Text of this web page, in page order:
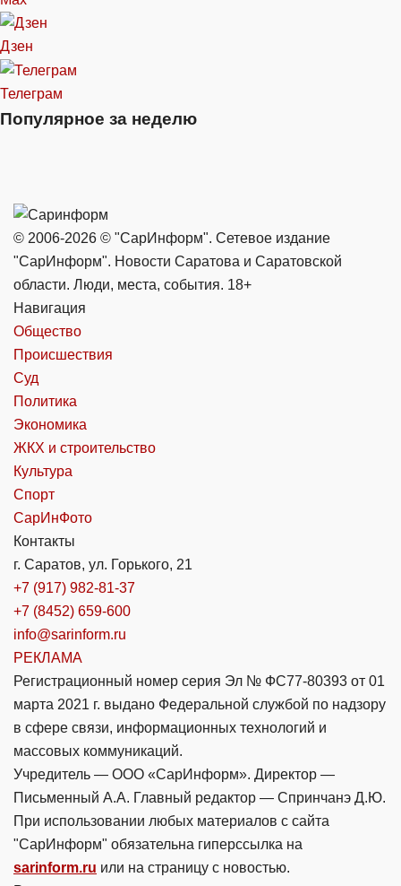
Дзен
Телеграм
Популярное за неделю
© 2006-2026 © "СарИнформ". Сетевое издание
"СарИнформ". Новости Саратова и Саратовской
области. Люди, места, события. 18+
Навигация
Общество
Происшествия
Суд
Политика
Экономика
ЖКХ и строительство
Культура
Спорт
СарИнФото
Контакты
г. Саратов, ул. Горького, 21
+7 (917) 982-81-37
+7 (8452) 659-600
info@sarinform.ru
РЕКЛАМА
Регистрационный номер серия Эл № ФС77-80393 от 01
марта 2021 г. выдано Федеральной службой по надзору
в сфере связи, информационных технологий и
массовых коммуникаций.
Учредитель — ООО «СарИнформ». Директор —
Письменный А.А. Главный редактор — Спринчанэ Д.Ю.
При использовании любых материалов с сайта
"СарИнформ" обязательна гиперссылка на
sarinform.ru или на страницу с новостью.